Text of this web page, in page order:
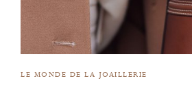
LE MONDE DE LA JOAILLERIE